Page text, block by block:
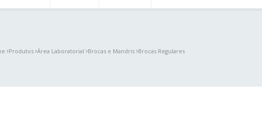
Produtos Área Laboratorial Brocas e Mandris Brocas Regulares